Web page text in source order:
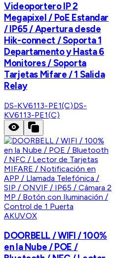
Videoportero IP 2
Megapixel / PoE Estandar
/ IP65 / Apertura desde
Hik-connect / Soporta 1
Departamento y Hasta 6
Monitores / Soporta
Tarjetas Mifare / 1 Salida
Relay
DS-KV6113-PE1(C)DS-
KV6113-PE1(C)
AKUVOX
DOORBELL / WIFI / 100%
en la Nube / POE /